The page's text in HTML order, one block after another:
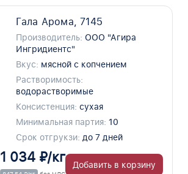
Гала Арома, 7145
Производитель: ООО "Агира
Ингридиентс"
Вкус: мясной с копчением
Растворимость:
водорастворимые
Консистенция: сухая
Минимальная партия: 10
Срок отгрукзи: до 7 дней
1 034 ₽/кг Добавить в корзину